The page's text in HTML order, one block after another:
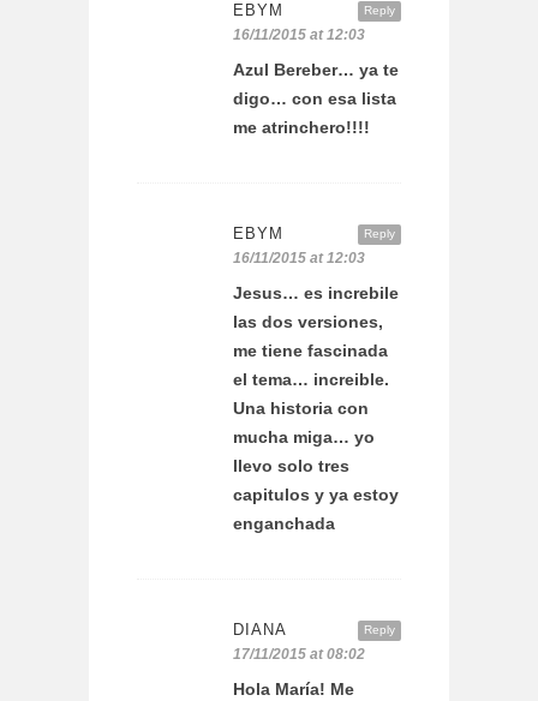
Reply
EBYM
16/11/2015 at 12:03
Azul Bereber… ya te
digo… con esa lista
me atrinchero!!!!
Reply
EBYM
16/11/2015 at 12:03
Jesus… es increbile
las dos versiones,
me tiene fascinada
el tema… increible.
Una historia con
mucha miga… yo
llevo solo tres
capitulos y ya estoy
enganchada
Reply
DIANA
17/11/2015 at 08:02
Hola María! Me